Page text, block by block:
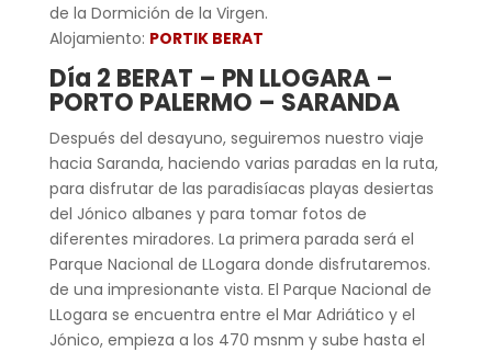
de la Dormición de la Virgen.
Alojamiento: PORTIK BERAT
Día 2 BERAT – PN LLOGARA –
PORTO PALERMO – SARANDA
Después del desayuno, seguiremos nuestro viaje
hacia Saranda, haciendo varias paradas en la ruta,
para disfrutar de las paradisíacas playas desiertas
del Jónico albanes y para tomar fotos de
diferentes miradores. La primera parada será el
Parque Nacional de LLogara donde disfrutaremos.
de una impresionante vista. El Parque Nacional de
LLogara se encuentra entre el Mar Adriático y el
Jónico, empieza a los 470 msnm y sube hasta el